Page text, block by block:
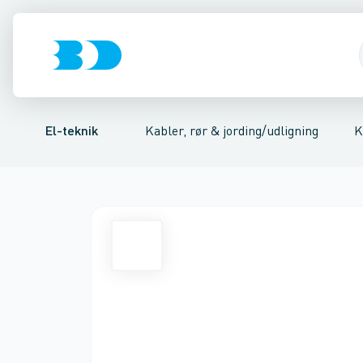
El-teknik Kabler, rør & jording/udligning
Afbrydere, stikkontakter & lampeudtag
Kabler/ledninger Installationsrør/kabelbeskyttelsesrør
Kobber kabler Aluminiums kablerKabel til fast